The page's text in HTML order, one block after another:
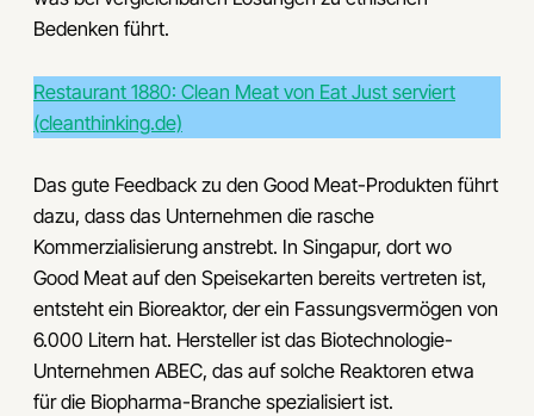
Bedenken führt.
Restaurant 1880: Clean Meat von Eat Just serviert
(cleanthinking.de)
Das gute Feedback zu den Good Meat-Produkten führt
dazu, dass das Unternehmen die rasche
Kommerzialisierung anstrebt. In Singapur, dort wo
Good Meat auf den Speisekarten bereits vertreten ist,
entsteht ein Bioreaktor, der ein Fassungsvermögen von
6.000 Litern hat. Hersteller ist das Biotechnologie-
Unternehmen ABEC, das auf solche Reaktoren etwa
für die Biopharma-Branche spezialisiert ist.